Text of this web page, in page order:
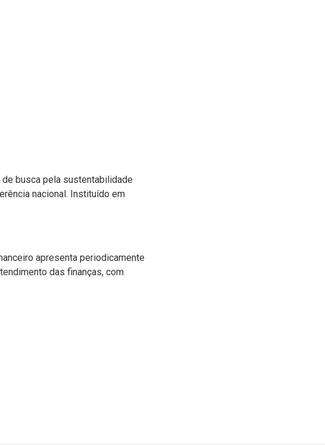
busca pela sustentabilidade
nacional. Instituído em
apresenta periodicamente
das finanças, com